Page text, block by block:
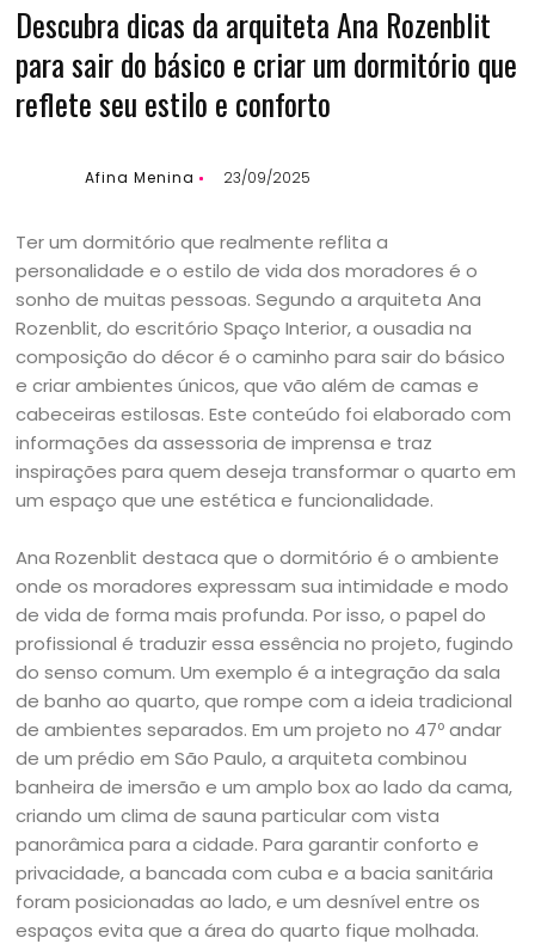
Descubra dicas da arquiteta Ana Rozenblit
para sair do básico e criar um dormitório que
reflete seu estilo e conforto
Afina Menina 23/09/2025
Ter um dormitório que realmente reflita a
personalidade e o estilo de vida dos moradores é o
sonho de muitas pessoas. Segundo a arquiteta Ana
Rozenblit, do escritório Spaço Interior, a ousadia na
composição do décor é o caminho para sair do básico
e criar ambientes únicos, que vão além de camas e
cabeceiras estilosas. Este conteúdo foi elaborado com
informações da assessoria de imprensa e traz
inspirações para quem deseja transformar o quarto em
um espaço que une estética e funcionalidade.
Ana Rozenblit destaca que o dormitório é o ambiente
onde os moradores expressam sua intimidade e modo
de vida de forma mais profunda. Por isso, o papel do
profissional é traduzir essa essência no projeto, fugindo
do senso comum. Um exemplo é a integração da sala
de banho ao quarto, que rompe com a ideia tradicional
de ambientes separados. Em um projeto no 47º andar
de um prédio em São Paulo, a arquiteta combinou
banheira de imersão e um amplo box ao lado da cama,
criando um clima de sauna particular com vista
panorâmica para a cidade. Para garantir conforto e
privacidade, a bancada com cuba e a bacia sanitária
foram posicionadas ao lado, e um desnível entre os
espaços evita que a área do quarto fique molhada.